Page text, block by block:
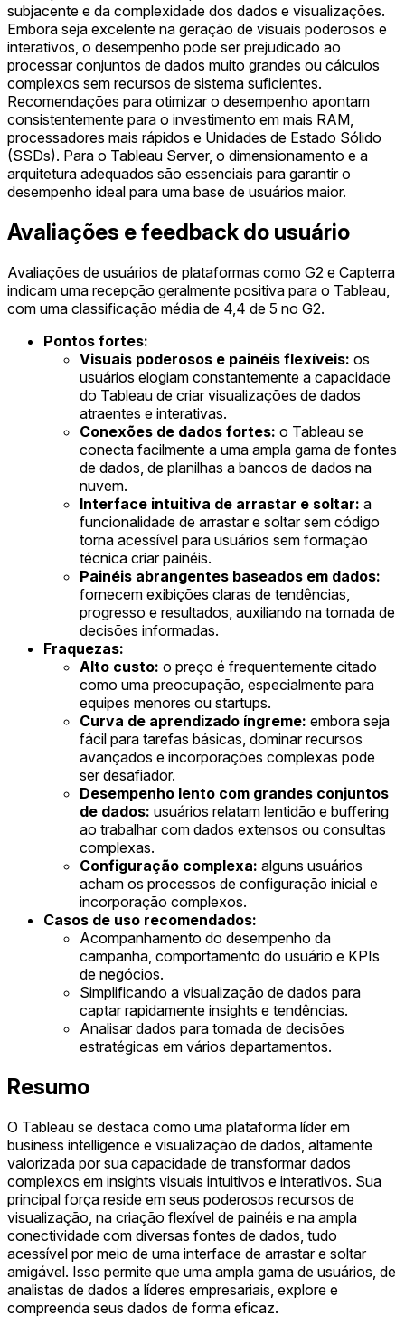
subjacente e da complexidade dos dados e visualizações.
Embora seja excelente na geração de visuais poderosos e
interativos, o desempenho pode ser prejudicado ao
processar conjuntos de dados muito grandes ou cálculos
complexos sem recursos de sistema suficientes.
Recomendações para otimizar o desempenho apontam
consistentemente para o investimento em mais RAM,
processadores mais rápidos e Unidades de Estado Sólido
(SSDs). Para o Tableau Server, o dimensionamento e a
arquitetura adequados são essenciais para garantir o
desempenho ideal para uma base de usuários maior.
Avaliações e feedback do usuário
Avaliações de usuários de plataformas como G2 e Capterra
indicam uma recepção geralmente positiva para o Tableau,
com uma classificação média de 4,4 de 5 no G2.
Pontos fortes:
Visuais poderosos e painéis flexíveis: os
usuários elogiam constantemente a capacidade
do Tableau de criar visualizações de dados
atraentes e interativas.
Conexões de dados fortes: o Tableau se
conecta facilmente a uma ampla gama de fontes
de dados, de planilhas a bancos de dados na
nuvem.
Interface intuitiva de arrastar e soltar: a
funcionalidade de arrastar e soltar sem código
torna acessível para usuários sem formação
técnica criar painéis.
Painéis abrangentes baseados em dados:
fornecem exibições claras de tendências,
progresso e resultados, auxiliando na tomada de
decisões informadas.
Fraquezas:
Alto custo: o preço é frequentemente citado
como uma preocupação, especialmente para
equipes menores ou startups.
Curva de aprendizado íngreme: embora seja
fácil para tarefas básicas, dominar recursos
avançados e incorporações complexas pode
ser desafiador.
Desempenho lento com grandes conjuntos
de dados: usuários relatam lentidão e buffering
ao trabalhar com dados extensos ou consultas
complexas.
Configuração complexa: alguns usuários
acham os processos de configuração inicial e
incorporação complexos.
Casos de uso recomendados:
Acompanhamento do desempenho da
campanha, comportamento do usuário e KPIs
de negócios.
Simplificando a visualização de dados para
captar rapidamente insights e tendências.
Analisar dados para tomada de decisões
estratégicas em vários departamentos.
Resumo
O Tableau se destaca como uma plataforma líder em
business intelligence e visualização de dados, altamente
valorizada por sua capacidade de transformar dados
complexos em insights visuais intuitivos e interativos. Sua
principal força reside em seus poderosos recursos de
visualização, na criação flexível de painéis e na ampla
conectividade com diversas fontes de dados, tudo
acessível por meio de uma interface de arrastar e soltar
amigável. Isso permite que uma ampla gama de usuários, de
analistas de dados a líderes empresariais, explore e
compreenda seus dados de forma eficaz.